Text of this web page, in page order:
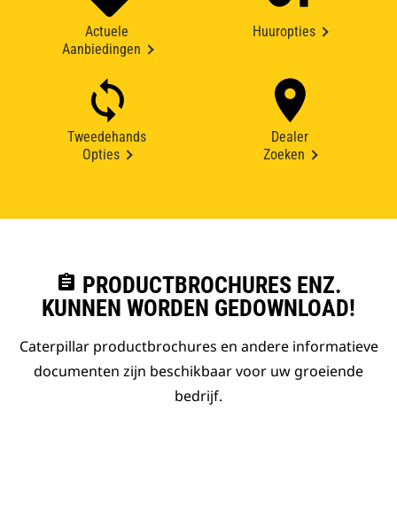
Actuele
Aanbiedingen
Huuropties
Tweedehands
Opties
Dealer
Zoeken
assignment PRODUCTBROCHURES ENZ.
KUNNEN WORDEN GEDOWNLOAD!
Caterpillar productbrochures en andere informatieve
documenten zijn beschikbaar voor uw groeiende
bedrijf.